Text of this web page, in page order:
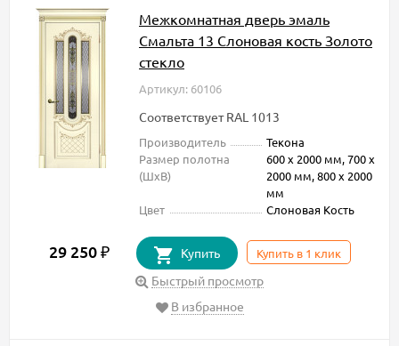
Межкомнатная дверь эмаль
Смальта 13 Слоновая кость Золото
стекло
Артикул: 60106
Соответствует RAL 1013
Производитель
Текона
Размер полотна
(ШxВ)
600 х 2000 мм, 700 х
2000 мм, 800 х 2000
мм
Цвет
Слоновая Кость
29 250 ₽ Купить Купить в 1 клик
Быстрый просмотр
В избранное